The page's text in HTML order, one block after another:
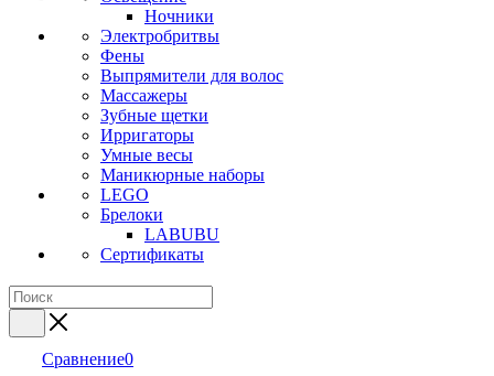
Ночники
Электробритвы
Фены
Выпрямители для волос
Массажеры
Зубные щетки
Ирригаторы
Умные весы
Маникюрные наборы
LEGO
Брелоки
LABUBU
Сертификаты
Сравнение0